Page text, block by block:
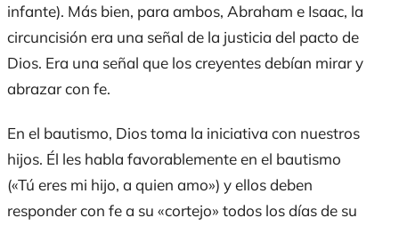
infante). Más bien, para ambos, Abraham e Isaac, la
circuncisión era una señal de la justicia del pacto de
Dios. Era una señal que los creyentes debían mirar y
abrazar con fe.
En el bautismo, Dios toma la iniciativa con nuestros
hijos. Él les habla favorablemente en el bautismo
(«Tú eres mi hijo, a quien amo») y ellos deben
responder con fe a su «cortejo» todos los días de su